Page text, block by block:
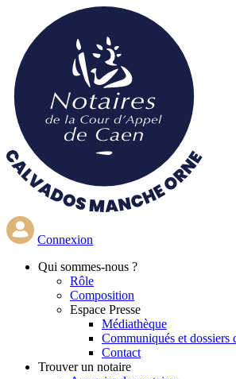
contenu
principal
Connexion
Qui sommes-nous ?
Rôle
Composition
Espace Presse
Médiathèque
Communiqués et dossiers
Contact
Trouver un notaire